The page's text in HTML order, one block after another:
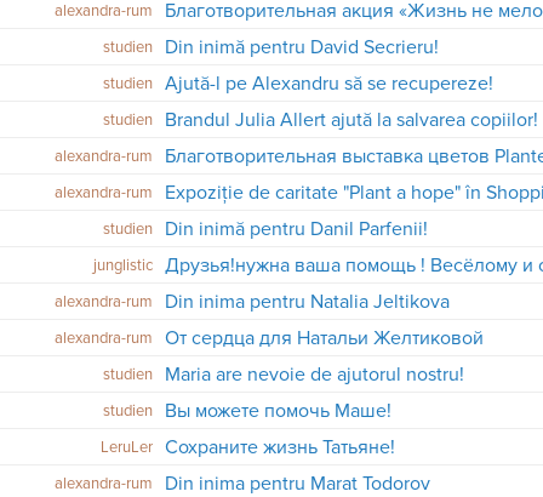
alexandra-rum
studien
Din inimă pentru David Secrieru!
studien Ajută-l pe Alexandru să se recupereze!
studien Brandul Julia Allert ajută la salvarea copiilor!
alexandra-rum Благотворительная выставка цветов
alexandra-rum Expoziție de caritate "Plant a hope" în
studien Din inimă pentru Danil Parfenii!
junglistic
alexandra-rum
Din inima pentru Natalia Jeltikova
alexandra-rum От сердца для Натальи Желтиковой
studien Maria are nevoie de ajutorul nostru!
studien Вы можете помочь Маше!
LeruLer Cохраните жизнь Татьяне!
alexandra-rum Din inima pentru Marat Todorov